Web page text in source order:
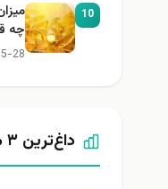
10
چه
28
داغ‌ترین ۳ ماه اخیر